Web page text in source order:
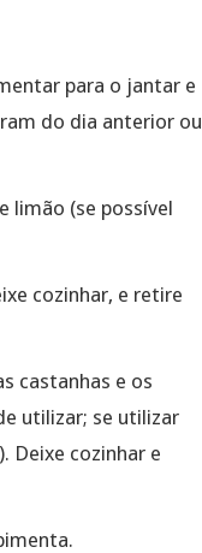
para o jantar e
do dia anterior ou
limão (se possível
cozinhar, e retire
castanhas e os
utilizar; se utilizar
Deixe cozinhar e